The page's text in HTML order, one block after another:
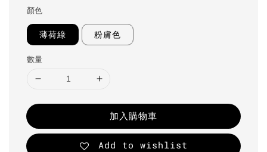
顏色
薄荷綠 粉膚色
數量
加入購物車
Add to wishlist